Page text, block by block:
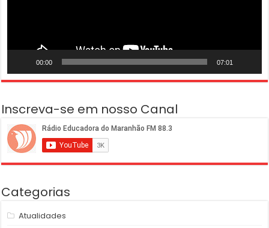
00:00 07:01
Inscreva-se em nosso Canal
Categorias
Atualidades